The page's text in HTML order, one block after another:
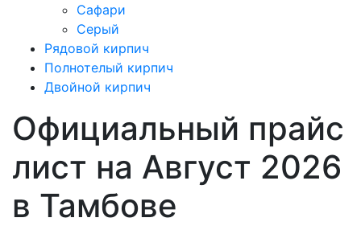
Сафари
Серый
Рядовой кирпич
Полнотелый кирпич
Двойной кирпич
Официальный прайс
лист на Август 2026
в Тамбове